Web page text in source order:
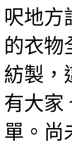
呎地方
的衣物
紡製，
有大家
單。尚